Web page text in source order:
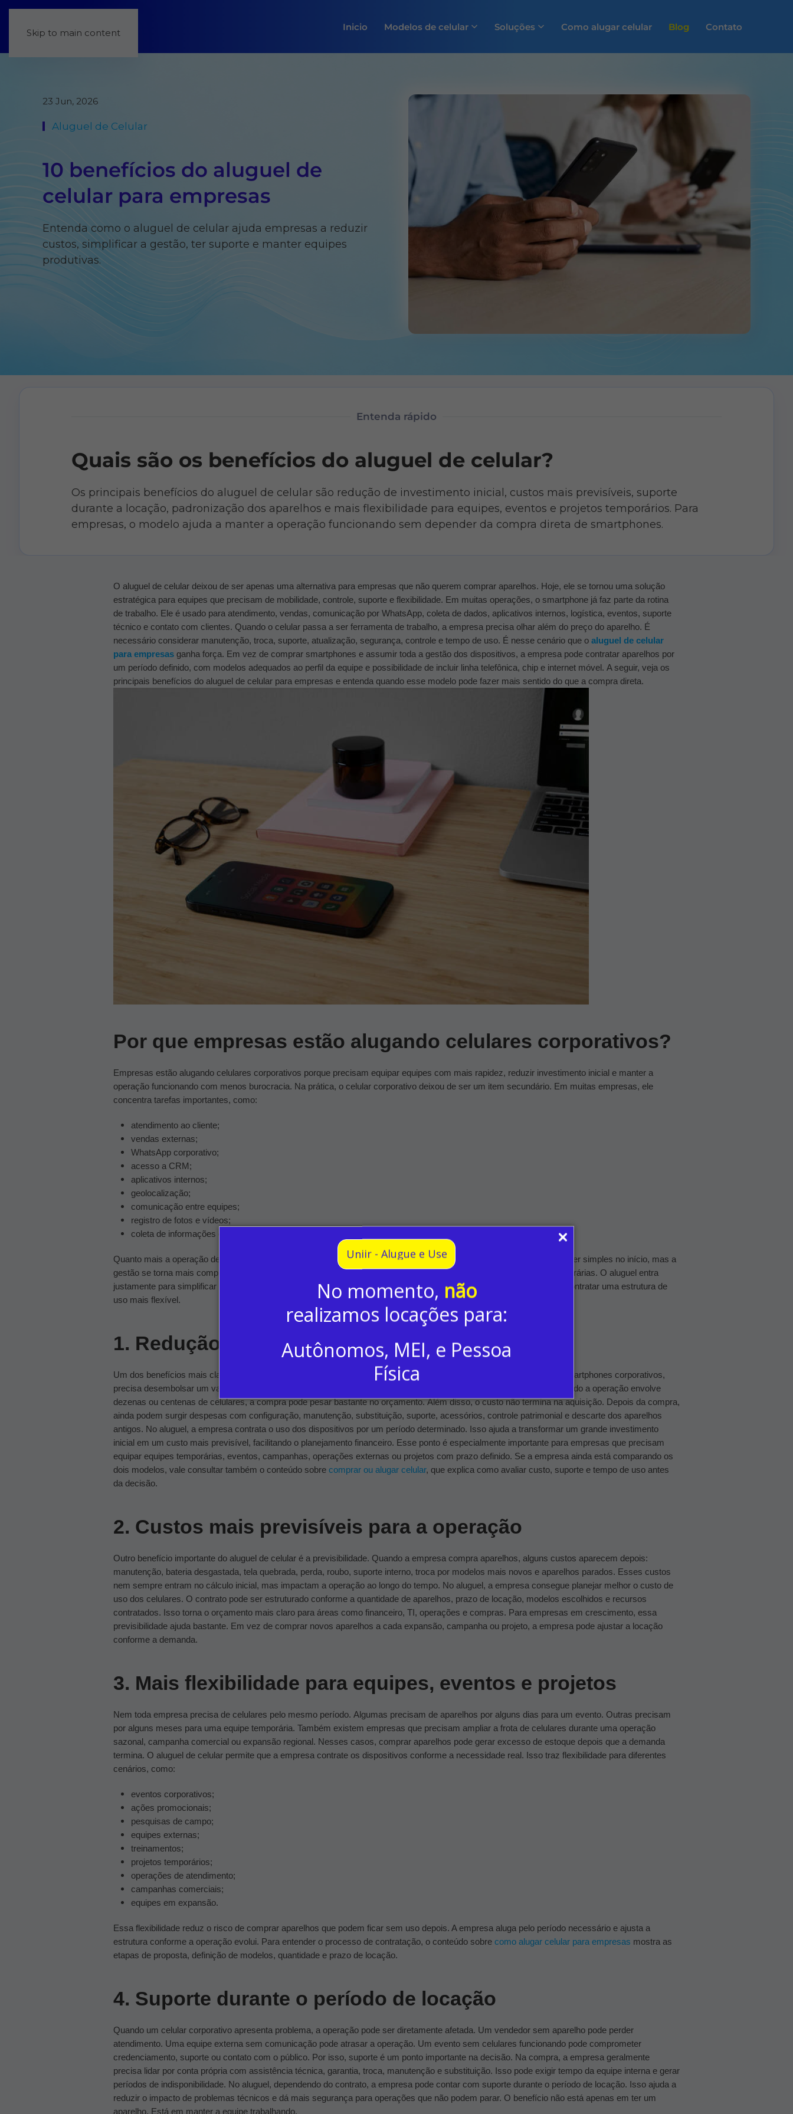
Uniir - Alugue e Use
No momento, não
realizamos locações para:
Autônomos, MEI, e Pessoa
Física
Skip to main content
Inicio Modelos de celular Soluções Como alugar celular Blog Contato
23 Jun, 2026
Aluguel de Celular
10 benefícios do aluguel de
celular para empresas
Entenda como o aluguel de celular ajuda empresas a reduzir
custos, simplificar a gestão, ter suporte e manter equipes
produtivas.
Entenda rápido
Quais são os benefícios do aluguel de celular?
Os principais benefícios do aluguel de celular são redução de investimento inicial, custos mais previsíveis, suporte
durante a locação, padronização dos aparelhos e mais flexibilidade para equipes, eventos e projetos temporários. Para
empresas, o modelo ajuda a manter a operação funcionando sem depender da compra direta de smartphones.
O aluguel de celular deixou de ser apenas uma alternativa para empresas que não querem comprar aparelhos. Hoje, ele se tornou uma solução
estratégica para equipes que precisam de mobilidade, controle, suporte e flexibilidade. Em muitas operações, o smartphone já faz parte da rotina
de trabalho. Ele é usado para atendimento, vendas, comunicação por WhatsApp, coleta de dados, aplicativos internos, logística, eventos, suporte
técnico e contato com clientes. Quando o celular passa a ser ferramenta de trabalho, a empresa precisa olhar além do preço do aparelho. É
necessário considerar manutenção, troca, suporte, atualização, segurança, controle e tempo de uso. É nesse cenário que o aluguel de celular
para empresas ganha força. Em vez de comprar smartphones e assumir toda a gestão dos dispositivos, a empresa pode contratar aparelhos por
um período definido, com modelos adequados ao perfil da equipe e possibilidade de incluir linha telefônica, chip e internet móvel. A seguir, veja os
principais benefícios do aluguel de celular para empresas e entenda quando esse modelo pode fazer mais sentido do que a compra direta.
Por que empresas estão alugando celulares corporativos?
Empresas estão alugando celulares corporativos porque precisam equipar equipes com mais rapidez, reduzir investimento inicial e manter a
operação funcionando com menos burocracia. Na prática, o celular corporativo deixou de ser um item secundário. Em muitas empresas, ele
concentra tarefas importantes, como:
atendimento ao cliente;
vendas externas;
WhatsApp corporativo;
acesso a CRM;
aplicativos internos;
geolocalização;
comunicação entre equipes;
registro de fotos e vídeos;
coleta de informações em campo.
Quanto mais a operação depende desses aparelhos, maior é a necessidade de controle. Comprar celulares pode parecer simples no início, mas a
gestão se torna mais complexa quando surgem trocas, manutenções, perdas, aparelhos defasados e demandas temporárias. O aluguel entra
justamente para simplificar esse processo. A empresa deixa de pensar apenas em comprar equipamentos e passa a contratar uma estrutura de
uso mais flexível.
1. Redução de investimento inicial
Um dos benefícios mais claros do aluguel de celular é a redução do investimento inicial.
Quando a empresa compra smartphones corporativos,
precisa desembolsar um valor maior logo no início. Se forem poucos aparelhos, isso pode ser administrável. Mas, quando a operação envolve
dezenas ou centenas de celulares, a compra pode pesar bastante no orçamento. Além disso, o custo não termina na aquisição. Depois da compra,
ainda podem surgir despesas com configuração, manutenção, substituição, suporte, acessórios, controle patrimonial e descarte dos aparelhos
antigos. No aluguel, a empresa contrata o uso dos dispositivos por um período determinado. Isso ajuda a transformar um grande investimento
inicial em um custo mais previsível, facilitando o planejamento financeiro. Esse ponto é especialmente importante para empresas que precisam
equipar equipes temporárias, eventos, campanhas, operações externas ou projetos com prazo definido. Se a empresa ainda está comparando os
dois modelos, vale consultar também o conteúdo sobre comprar ou alugar celular, que explica como avaliar custo, suporte e tempo de uso antes
da decisão.
2. Custos mais previsíveis para a operação
Outro benefício importante do aluguel de celular é a previsibilidade. Quando a empresa compra aparelhos, alguns custos aparecem depois:
manutenção, bateria desgastada, tela quebrada, perda, roubo, suporte interno, troca por modelos mais novos e aparelhos parados. Esses custos
nem sempre entram no cálculo inicial, mas impactam a operação ao longo do tempo. No aluguel, a empresa consegue planejar melhor o custo de
uso dos celulares. O contrato pode ser estruturado conforme a quantidade de aparelhos, prazo de locação, modelos escolhidos e recursos
contratados. Isso torna o orçamento mais claro para áreas como financeiro, TI, operações e compras. Para empresas em crescimento, essa
previsibilidade ajuda bastante. Em vez de comprar novos aparelhos a cada expansão, campanha ou projeto, a empresa pode ajustar a locação
conforme a demanda.
3. Mais flexibilidade para equipes, eventos e projetos
Nem toda empresa precisa de celulares pelo mesmo período. Algumas precisam de aparelhos por alguns dias para um evento. Outras precisam
por alguns meses para uma equipe temporária. Também existem empresas que precisam ampliar a frota de celulares durante uma operação
sazonal, campanha comercial ou expansão regional. Nesses casos, comprar aparelhos pode gerar excesso de estoque depois que a demanda
termina. O aluguel de celular permite que a empresa contrate os dispositivos conforme a necessidade real. Isso traz flexibilidade para diferentes
cenários, como:
eventos corporativos;
ações promocionais;
pesquisas de campo;
equipes externas;
treinamentos;
projetos temporários;
operações de atendimento;
campanhas comerciais;
equipes em expansão.
Essa flexibilidade reduz o risco de comprar aparelhos que podem ficar sem uso depois. A empresa aluga pelo período necessário e ajusta a
estrutura conforme a operação evolui. Para entender o processo de contratação, o conteúdo sobre como alugar celular para empresas mostra as
etapas de proposta, definição de modelos, quantidade e prazo de locação.
4. Suporte durante o período de locação
Quando um celular corporativo apresenta problema, a operação pode ser diretamente afetada. Um vendedor sem aparelho pode perder
atendimento. Uma equipe externa sem comunicação pode atrasar a operação. Um evento sem celulares funcionando pode comprometer
credenciamento, suporte ou contato com o público. Por isso, suporte é um ponto importante na decisão. Na compra, a empresa geralmente
precisa lidar por conta própria com assistência técnica, garantia, troca, manutenção e substituição. Isso pode exigir tempo da equipe interna e gerar
períodos de indisponibilidade. No aluguel, dependendo do contrato, a empresa pode contar com suporte durante o período de locação. Isso ajuda a
reduzir o impacto de problemas técnicos e dá mais segurança para operações que não podem parar. O benefício não está apenas em ter um
aparelho. Está em manter a equipe trabalhando.